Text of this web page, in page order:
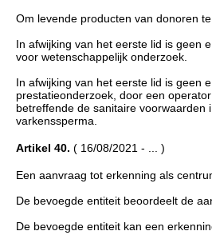
Om levende producten van donoren
In afwijking van het eerste lid is geen
voor wetenschappelijk onderzoek.
In afwijking van het eerste lid is geen
prestatieonderzoek, door een
betreffende de sanitaire
varkenssperma.
Artikel 40. ( 16/08/2021 - ... )
Een aanvraag tot erkenning als
De bevoegde entiteit beoordeelt de
De bevoegde entiteit kan een